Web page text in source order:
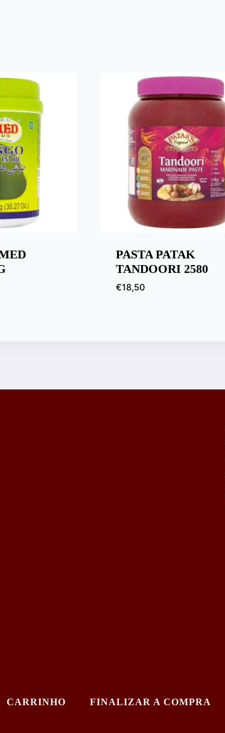
PASTA PATAK
TANDOORI 2580
€18,50
CARRINHO FINALIZAR A COMPRA